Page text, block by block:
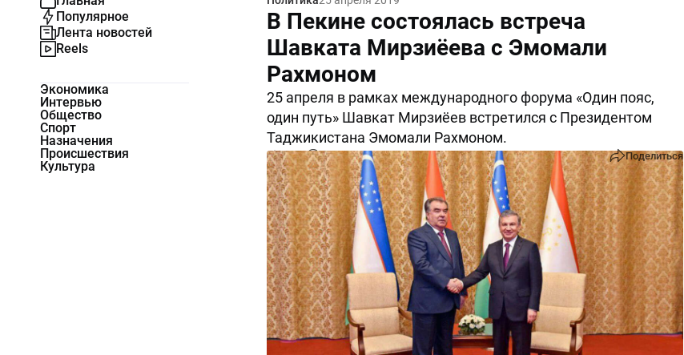
Популярное
Лента новостей
Reels
Экономика
Интервью
Общество
Спорт
Назначения
Происшествия
Культура
В Пекине состоялась встреча
Шавката Мирзиёева с Эмомали
Рахмоном
25 апреля в рамках международного форума «Один пояс,
один путь» Шавкат Мирзиёев встретился с Президентом
Таджикистана Эмомали Рахмоном.
5682 0 Поделиться